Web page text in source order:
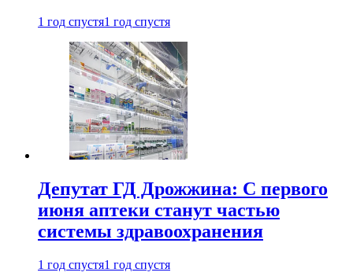
1 год спустя1 год спустя
Депутат ГД Дрожжина: С первого
июня аптеки станут частью
системы здравоохранения
1 год спустя1 год спустя